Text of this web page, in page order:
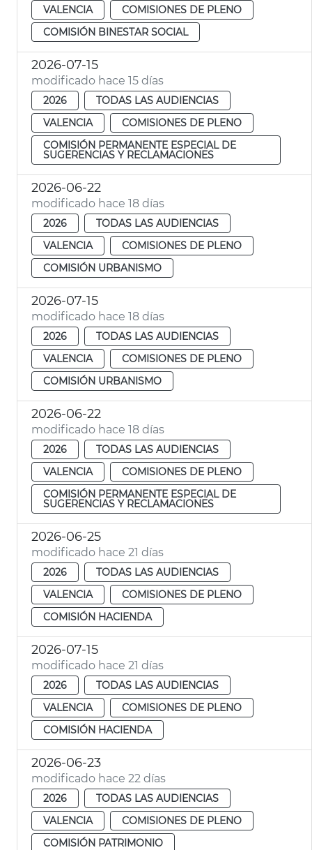
VALENCIA
COMISIONES DE PLENO
COMISIÓN BINESTAR SOCIAL
2026-07-15
modificado hace 15 días
2026
TODAS LAS AUDIENCIAS
VALENCIA
COMISIONES DE PLENO
COMISIÓN PERMANENTE ESPECIAL DE
SUGERENCIAS Y RECLAMACIONES
2026-06-22
modificado hace 18 días
2026
TODAS LAS AUDIENCIAS
VALENCIA
COMISIONES DE PLENO
COMISIÓN URBANISMO
2026-07-15
modificado hace 18 días
2026
TODAS LAS AUDIENCIAS
VALENCIA
COMISIONES DE PLENO
COMISIÓN URBANISMO
2026-06-22
modificado hace 18 días
2026
TODAS LAS AUDIENCIAS
VALENCIA
COMISIONES DE PLENO
COMISIÓN PERMANENTE ESPECIAL DE
SUGERENCIAS Y RECLAMACIONES
2026-06-25
modificado hace 21 días
2026
TODAS LAS AUDIENCIAS
VALENCIA
COMISIONES DE PLENO
COMISIÓN HACIENDA
2026-07-15
modificado hace 21 días
2026
TODAS LAS AUDIENCIAS
VALENCIA
COMISIONES DE PLENO
COMISIÓN HACIENDA
2026-06-23
modificado hace 22 días
2026
TODAS LAS AUDIENCIAS
VALENCIA
COMISIONES DE PLENO
COMISIÓN PATRIMONIO